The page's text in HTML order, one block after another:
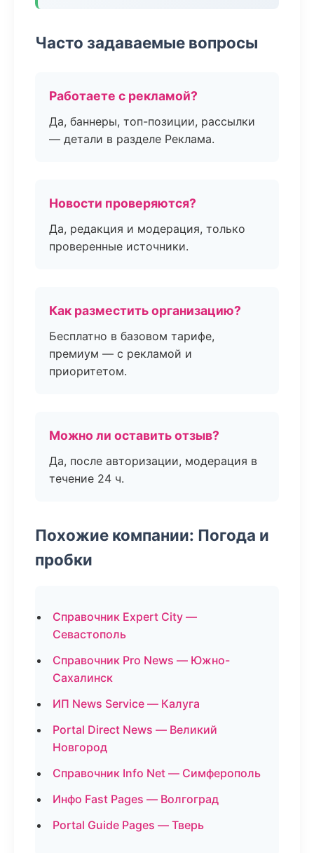
Часто задаваемые вопросы
Работаете с рекламой?
Да, баннеры, топ-позиции, рассылки
— детали в разделе Реклама.
Новости проверяются?
Да, редакция и модерация, только
проверенные источники.
Как разместить организацию?
Бесплатно в базовом тарифе,
премиум — с рекламой и
приоритетом.
Можно ли оставить отзыв?
Да, после авторизации, модерация в
течение 24 ч.
Похожие компании: Погода и
пробки
Справочник Expert City —
Севастополь
Справочник Pro News — Южно-
Сахалинск
ИП News Service — Калуга
Portal Direct News — Великий
Новгород
Справочник Info Net — Симферополь
Инфо Fast Pages — Волгоград
Portal Guide Pages — Тверь